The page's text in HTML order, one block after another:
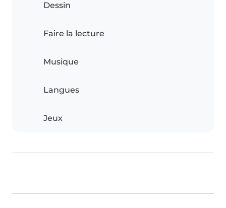
Dessin
Faire la lecture
Musique
Langues
Jeux